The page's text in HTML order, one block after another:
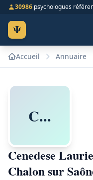
30986 psychologues
Ψ
Accueil Annuaire
C...
Cenedese
Chalon sur